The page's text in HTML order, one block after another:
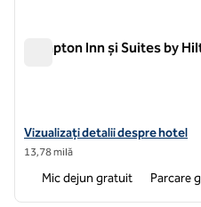
Hampton Inn și Suites by
Vizualizați detaliile hotelului
Vizualizați detalii despre hotel
13,78 milă
Mic dejun gratuit Parcare